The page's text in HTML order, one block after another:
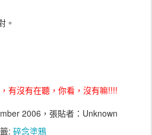
。
有沒有在聽，你看，沒有嘛!!!!
2006 ，張貼者：Unknown
: 碎念塗鴉